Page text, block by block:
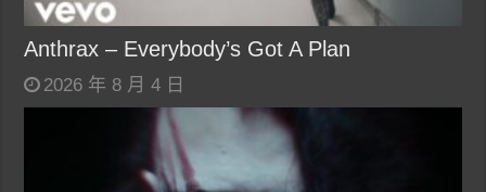
Anthrax – Everybody’s Got A Plan
2026 年 8 月 4 日